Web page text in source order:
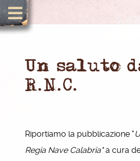
Un saluto
R.N.C.
Riportiamo la pubblicazione "
Regia Nave Calabria"a cura